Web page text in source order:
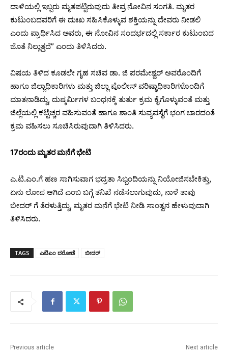
ದಾಳಿಯಲ್ಲಿ ಇಬ್ಬರು ಮೃತಪಟ್ಟಿರುವುದು ತೀವ್ರ ನೋವಿನ ಸಂಗತಿ. ಮೃತರ
ಕುಟುಂಬದವರಿಗೆ ಈ ದುಃಖ ಸಹಿಸಿಕೊಳ್ಳುವ ಶಕ್ತಿಯನ್ನು ದೇವರು ನೀಡಲಿ
ಎಂದು ಪ್ರಾರ್ಥಿಸಿದ ಅವರು, ಈ ನೋವಿನ ಸಂದರ್ಭದಲ್ಲಿ ಸರ್ಕಾರ ಕುಟುಂಬದ
ಜೊತೆ ನಿಲ್ಲುತ್ತದೆ” ಎಂದು ತಿಳಿಸಿದರು.
ವಿಷಯ ತಿಳಿದ ಕೂಡಲೇ ಗೃಹ ಸಚಿವ ಡಾ. ಜಿ ಪರಮೇಶ್ವರ್ ಅವರೊಂದಿಗೆ
ಹಾಗೂ ಜಿಲ್ಲಾಧಿಕಾರಿಗಳು ಮತ್ತು ಜಿಲ್ಲಾ ಪೊಲೀಸ್ ವರಿಷ್ಠಾಧಿಕಾರಿಗಳೊಂದಿಗೆ
ಮಾತನಾಡಿದ್ದು, ದುಷ್ಕರ್ಮಿಗಳ ಬಂಧನಕ್ಕೆ ತುರ್ತು ಕ್ರಮ ಕೈಗೊಳ್ಳುವಂತೆ ಮತ್ತು
ಜಿಲ್ಲೆಯಲ್ಲಿ ಕಟ್ಟೆಚ್ಚರ ವಹಿಸುವಂತೆ ಹಾಗೂ ಶಾಂತಿ ಸುವ್ಯವಸ್ಥೆಗೆ ಭಂಗ ಬಾರದಂತೆ
ಕ್ರಮ ವಹಿಸಲು ಸೂಚಿಸಿರುವುದಾಗಿ ತಿಳಿಸಿದರು.
17ರಂದು ಮೃತರ ಮನೆಗೆ ಭೇಟಿ
ಎ.ಟಿ.ಎಂ.ಗೆ ಹಣ ಸಾಗಿಸುವಾಗ ಭದ್ರತಾ ಸಿಬ್ಬಂದಿಯನ್ನು ನಿಯೋಜಿಸಬೇಕಿತ್ತು,
ಏನು ಲೋಪ ಆಗಿದೆ ಎಂಬ ಬಗ್ಗೆ ತನಿಖೆ ನಡೆಸಲಾಗುವುದು, ನಾಳೆ ತಾವು
ಬೀದರ್ ಗೆ ತೆರಳುತ್ತಿದ್ದು, ಮೃತರ ಮನೆಗೆ ಭೇಟಿ ನೀಡಿ ಸಾಂತ್ವನ ಹೇಳುವುದಾಗಿ
ತಿಳಿಸಿದರು.
TAGS ಎಟಿಎಂ ದರೋಡೆ ಬೀದರ್‌
Previous article Next article